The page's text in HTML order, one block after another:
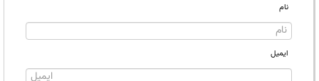
نام
ایمیل